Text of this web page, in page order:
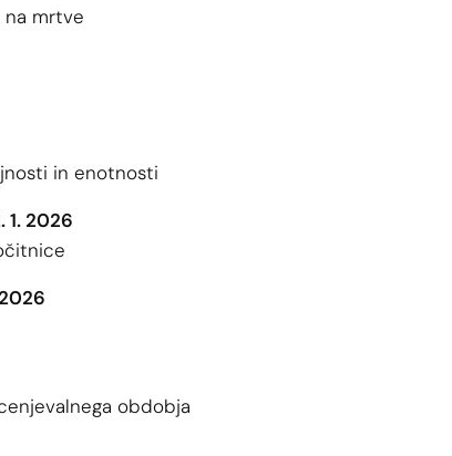
na mrtve
in enotnosti
1. 2026
obdobja